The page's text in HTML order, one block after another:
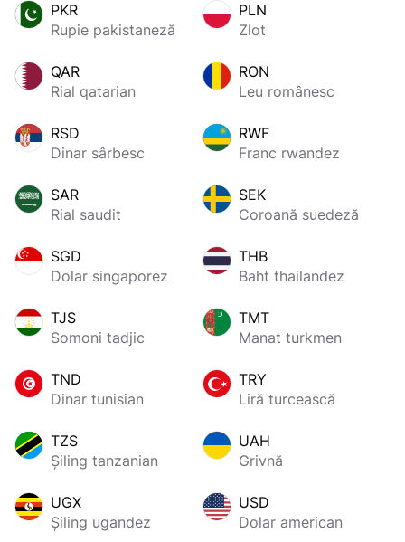
PKR
Rupie pakistaneză
PLN
Zlot
QAR
Rial qatarian
RON
Leu românesc
RSD
Dinar sârbesc
RWF
Franc rwandez
SAR
Rial saudit
SEK
Coroană suedeză
SGD
Dolar singaporez
THB
Baht thailandez
TJS
Somoni tadjic
TMT
Manat turkmen
TND
Dinar tunisian
TRY
Liră turcească
TZS
Șiling tanzanian
UAH
Grivnă
UGX
Șiling ugandez
USD
Dolar american